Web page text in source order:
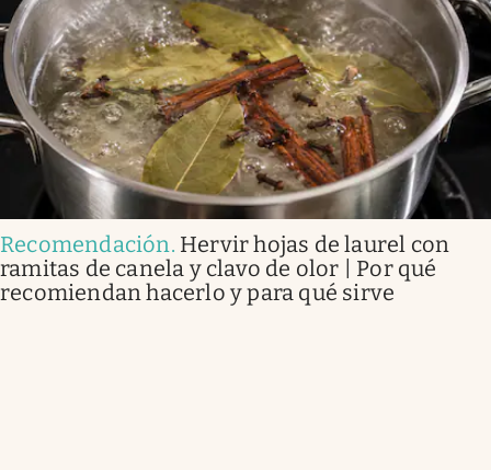
Recomendación. Hervir hojas de laurel con
ramitas de canela y clavo de olor | Por qué
recomiendan hacerlo y para qué sirve